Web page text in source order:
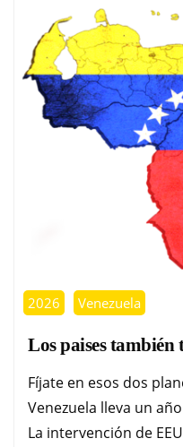
2026 Venezuela
Los paises también
Fíjate en esos dos
Venezuela lleva un
La intervención de